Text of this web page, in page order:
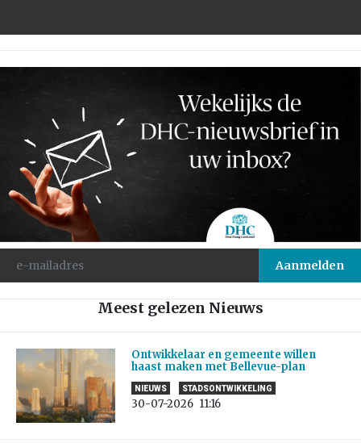
Meest gelezen Nieuws
Ontwikkelaar en gemeente willen
haast maken met Bellevue-plan
NIEUWS STADSONTWIKKELING
30-07-2026 11:16